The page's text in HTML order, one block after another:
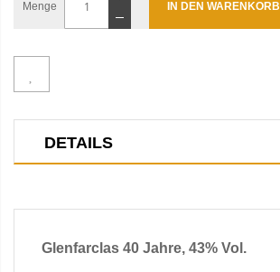
Menge IN DEN WARENKORB
DETAILS
Glenfarclas 40 Jahre, 43% Vol.